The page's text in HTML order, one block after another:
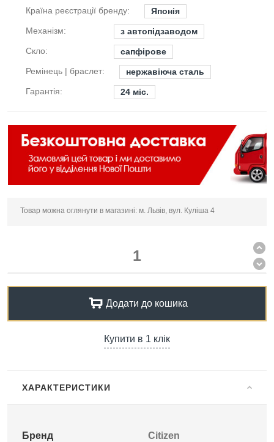
Країна реєстрації бренду:
Японія
Механізм:
з автопідзаводом
Скло:
сапфірове
Ремінець | браслет:
нержавіюча сталь
Гарантія:
24 міс.
Товар можна оглянути в магазині: м. Львів, вул. Куліша 4
Додати до кошика
Купити в 1 клік
ХАРАКТЕРИСТИКИ
Бренд Citizen